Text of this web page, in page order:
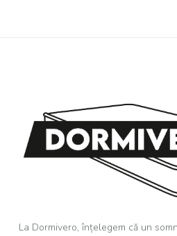
La Dormivero, înțelegem că un